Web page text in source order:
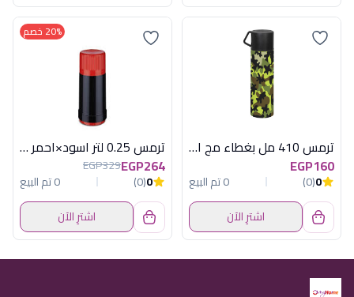
ترمس 410 مل بغطاء مج ارمى هيريفين
EGP160
0
(0)
0 تم البيع
اشترِ الآن
20% خصم
ترمس 0.25 لتر اسود×احمر روتبونكت الماني
EGP264
EGP329
0
(0)
0 تم البيع
اشترِ الآن